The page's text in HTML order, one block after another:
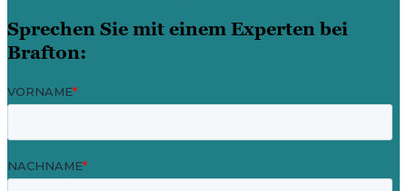
Sprechen Sie mit einem Experten bei
Brafton: